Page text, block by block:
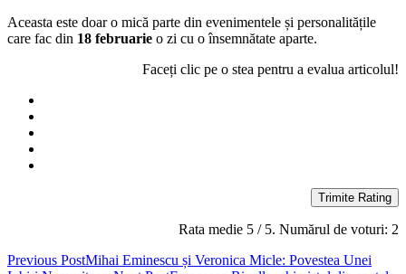
Aceasta este doar o mică parte din evenimentele și personalitățile
care fac din 18 februarie o zi cu o însemnătate aparte.
Faceți clic pe o stea pentru a evalua articolul!
Trimite Rating
Rata medie 5 / 5. Numărul de voturi: 2
Post
Previous PostMihai Eminescu și Veronica Micle: Povestea Unei